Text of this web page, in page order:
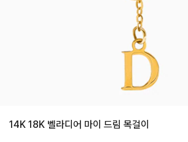
14K 18K 벨라디어 마이 드림 목걸이